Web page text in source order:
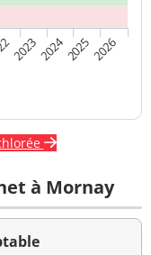
2023202420252026
à Mornay